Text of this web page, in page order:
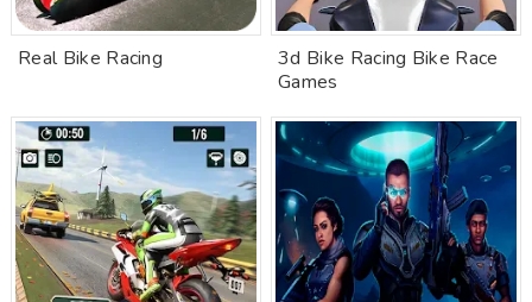
Real Bike Racing
3d Bike Racing Bike Race
Games